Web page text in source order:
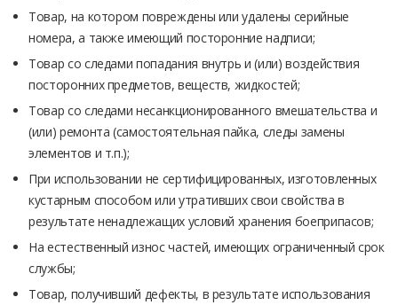
Товар, на котором повреждены или удалены серийные
номера, а также имеющий посторонние надписи;
Товар со следами попадания внутрь и (или) воздействия
посторонних предметов, веществ, жидкостей;
Товар со следами несанкционированного вмешательства и
(или) ремонта (самостоятельная пайка, следы замены
элементов и т.п.);
При использовании не сертифицированных, изготовленных
кустарным способом или утративших свои свойства в
результате ненадлежащих условий хранения боеприпасов;
На естественный износ частей, имеющих ограниченный срок
службы;
Товар, получивший дефекты, в результате использования